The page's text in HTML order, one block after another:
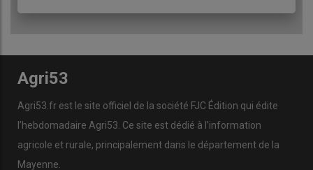
Agri53
Agri53.fr est le site officiel de la société FJC Édition qui édite
l’hebdomadaire Agri53. Ce site est dédié à l’information
agricole et rurale, principalement dans le département de la
Mayenne.